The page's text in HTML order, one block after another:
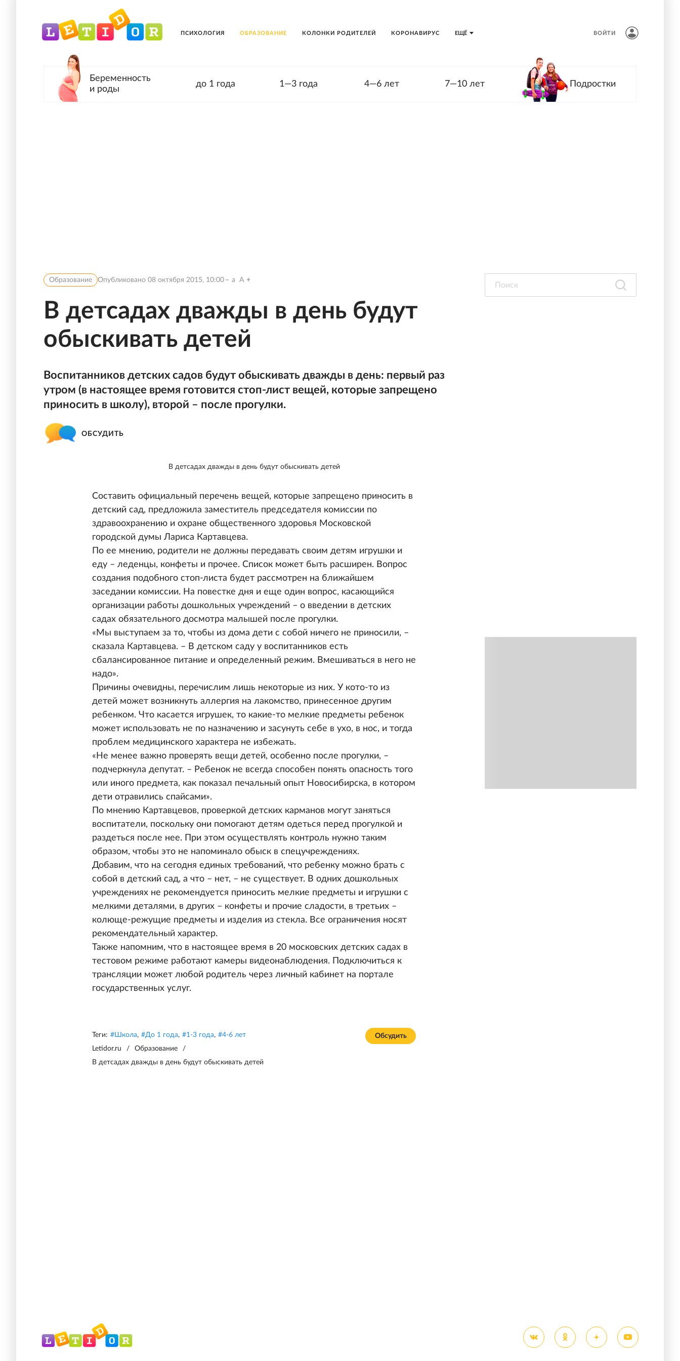
ЕЩЁ
ПСИХОЛОГИЯ ОБРАЗОВАНИЕ КОЛОНКИ РОДИТЕЛЕЙ КОРОНАВИРУС ВОЙТИ
Беременность
и роды
до 1 года 1—3 года 4—6 лет 7—10 лет Подростки
Образование Опубликовано 08 октября 2015, 10:00 a A
В детсадах дважды в день будут
обыскивать детей
Воспитанников детских садов будут обыскивать дважды в день: первый раз
утром (в настоящее время готовится стоп-лист вещей, которые запрещено
приносить в школу), второй – после прогулки.
ОБСУДИТЬ
В детсадах дважды в день будут обыскивать детей
Составить официальный перечень вещей, которые запрещено приносить в
детский сад, предложила заместитель председателя комиссии по
здравоохранению и охране общественного здоровья Московской
городской думы Лариса Картавцева.
По ее мнению, родители не должны передавать своим детям игрушки и
еду – леденцы, конфеты и прочее. Список может быть расширен. Вопрос
создания подобного стоп-листа будет рассмотрен на ближайшем
заседании комиссии. На повестке дня и еще один вопрос, касающийся
организации работы дошкольных учреждений – о введении в детских
садах обязательного досмотра малышей после прогулки.
«Мы выступаем за то, чтобы из дома дети с собой ничего не приносили, –
сказала Картавцева. – В детском саду у воспитанников есть
сбалансированное питание и определенный режим. Вмешиваться в него не
надо».
Причины очевидны, перечислим лишь некоторые из них. У кото-то из
детей может возникнуть аллергия на лакомство, принесенное другим
ребенком. Что касается игрушек, то какие-то мелкие предметы ребенок
может использовать не по назначению и засунуть себе в ухо, в нос, и тогда
проблем медицинского характера не избежать.
«Не менее важно проверять вещи детей, особенно после прогулки, –
подчеркнула депутат. – Ребенок не всегда способен понять опасность того
или иного предмета, как показал печальный опыт Новосибирска, в котором
дети отравились спайсами».
По мнению Картавцевов, проверкой детских карманов могут заняться
воспитатели, поскольку они помогают детям одеться перед прогулкой и
раздеться после нее. При этом осуществлять контроль нужно таким
образом, чтобы это не напоминало обыск в спецучреждениях.
Добавим, что на сегодня единых требований, что ребенку можно брать с
собой в детский сад, а что – нет, – не существует. В одних дошкольных
учреждениях не рекомендуется приносить мелкие предметы и игрушки с
мелкими деталями, в других – конфеты и прочие сладости, в третьих –
колюще-режущие предметы и изделия из стекла. Все ограничения носят
рекомендательный характер.
Также напомним, что в настоящее время в 20 московских детских садах в
тестовом режиме работают камеры видеонаблюдения. Подключиться к
трансляции может любой родитель через личный кабинет на портале
государственных услуг.
Обсудить
Теги: #Школа, #До 1 года, #1-3 года, #4-6 лет
Letidor.ru
/ Образование
/
В детсадах дважды в день будут обыскивать детей